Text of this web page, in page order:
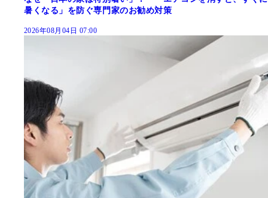
暑くなる」を防ぐ専門家のお勧め対策
2026年08月04日 07:00